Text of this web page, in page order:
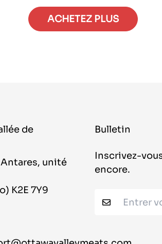
2500|
4100|
4100
ACHETEZ PLUS
de
unité
K2E 7Y9
Bulletin
Inscrivez-
encore.